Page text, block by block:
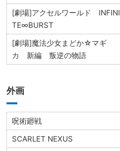
[劇場]アクセルワールド INFINI
TE∞BURST
[劇場]魔法少女まどか☆マギ
カ 新編 叛逆の物語
外画
呪術廻戦
SCARLET NEXUS